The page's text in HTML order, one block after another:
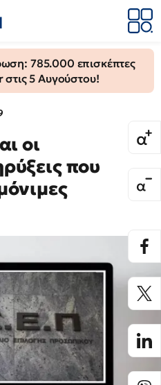
785.000 επισκέπτες
στις 5 Αυγούστου!
οι
που